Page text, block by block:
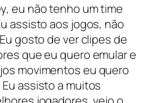
eu não tenho um time
assisto aos jogos, não
gosto de ver clipes de
que eu quero emular e
movimentos eu quero
assisto a muitos